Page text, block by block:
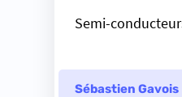
Semi-
Sébastien Gavois